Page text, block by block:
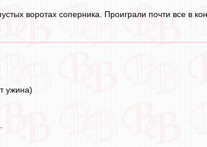
воротах соперника. Проиграли почти все в
ужина)